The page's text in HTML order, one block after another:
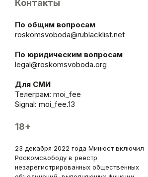
Контакты
По общим вопросам
roskomsvoboda@rublacklist.net
По юридическим вопросам
legal@roskomsvoboda.org
Для СМИ
Телеграм: moi_fee
Signal: moi_fee.13
18+
23 декабря 2022 года Минюст включил
Роскомсвободу в реестр
незарегистрированных общественных